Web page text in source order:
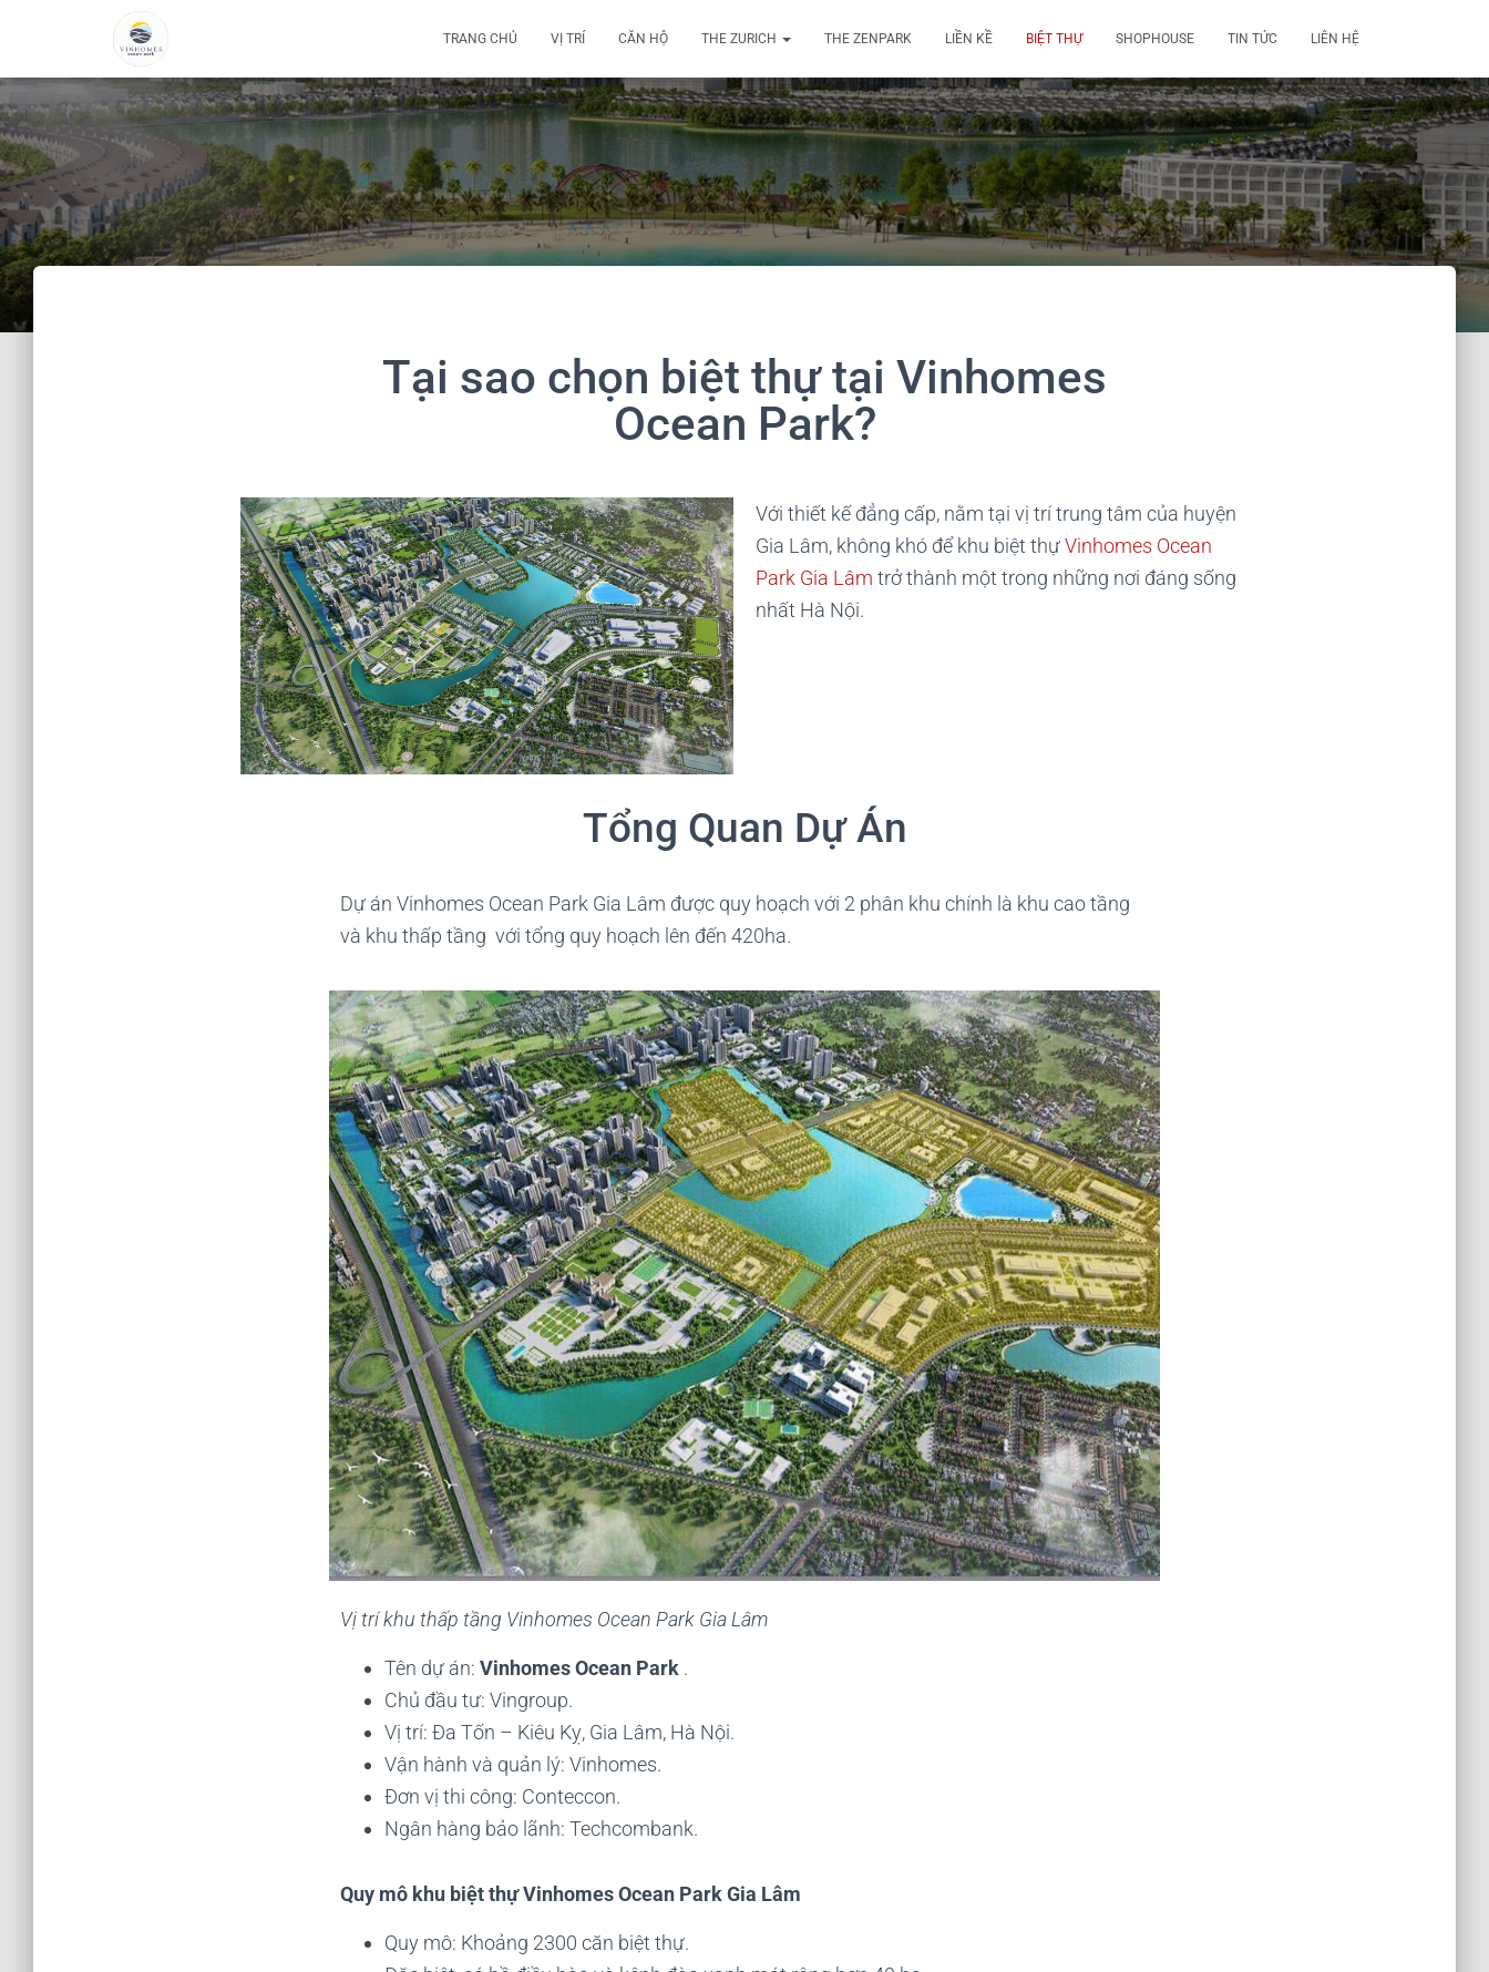
TRANG CHỦ VỊ TRÍ CĂN HỘ THE ZURICH THE ZENPARK LIỀN KỀ BIỆT THỰ SHOPHOUSE TIN TỨC LIÊN HỆ
Tại sao chọn biệt thự tại Vinhomes
Ocean Park?
Với thiết kế đẳng cấp, nằm tại vị trí trung tâm của huyện
Gia Lâm, không khó để khu biệt thựVinhomes Ocean
Park Gia Lâm trở thành một trong những nơi đáng sống
nhất Hà Nội.
Tổng Quan Dự Án
Dự án Vinhomes Ocean Park Gia Lâm được quy hoạch với 2 phân khu chính là khu cao tầng
và khu thấp tầng với tổng quy hoạch lên đến 420ha.
Vị trí khu thấp tầng Vinhomes Ocean Park Gia Lâm
Tên dự án: Vinhomes Ocean Park .
Chủ đầu tư: Vingroup.
Vị trí: Đa Tốn – Kiêu Kỵ, Gia Lâm, Hà Nội.
Vận hành và quản lý: Vinhomes.
Đơn vị thi công: Conteccon.
Ngân hàng bảo lãnh: Techcombank.
Quy mô khu biệt thự Vinhomes Ocean Park Gia Lâm
Quy mô: Khoảng 2300 căn biệt thự.